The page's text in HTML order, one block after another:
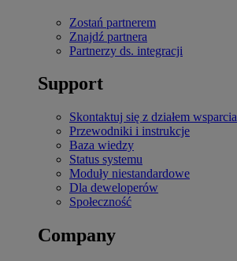
Zostań partnerem
Znajdź partnera
Partnerzy ds. integracji
Support
Skontaktuj się z działem wsparcia
Przewodniki i instrukcje
Baza wiedzy
Status systemu
Moduły niestandardowe
Dla deweloperów
Społeczność
Company